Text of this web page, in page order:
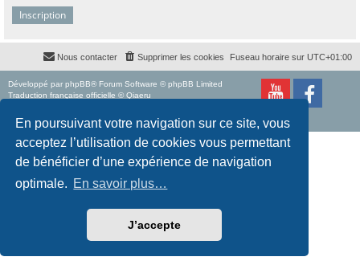
En poursuivant votre navigation sur ce site, vous
acceptez l’utilisation de cookies vous permettant
de bénéficier d’une expérience de navigation
optimale. En savoir plus…
J’accepte
Inscription
Fuseau horaire sur UTC+01:00
Supprimer les cookies
Nous contacter
Développé par phpBB® Forum Software © phpBB Limited
Traduction française officielle © Qiaeru
Confidentialité
Conditions